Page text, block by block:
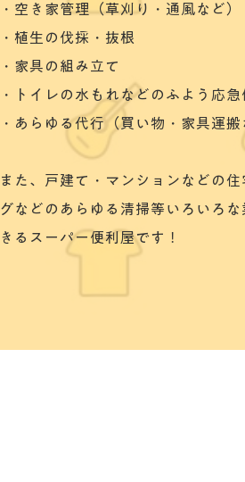
・空き家管理（草刈り・通風など）
・植生の伐採・抜根
・家具の組み立て
・トイレの水もれなどのふよう応急
・あらゆる代行（買い物・家具運搬
また、戸建て・マンションなどの
グなどのあらゆる清掃等いろいろ
きるスーパー便利屋です！